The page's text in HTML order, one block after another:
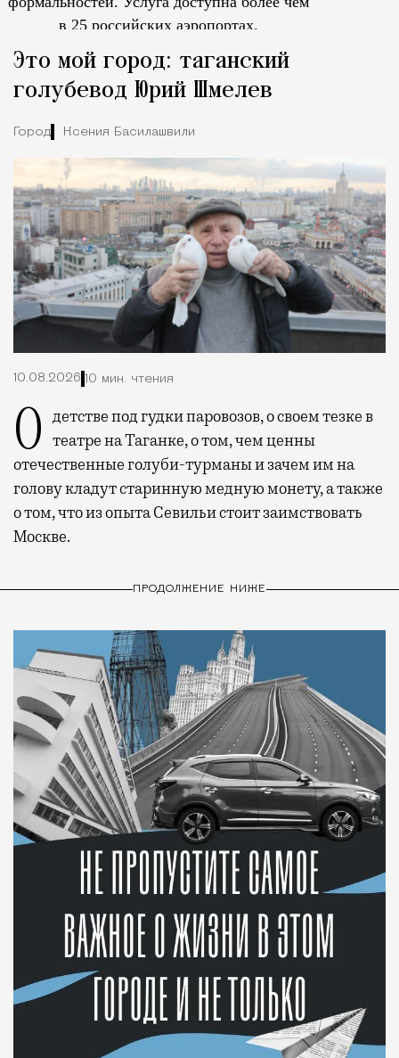
в 25 российских аэропортах.
Это мой город: таганский
голубевод Юрий Шмелев
Город Ксения Басилашвили
10.08.2026 10 мин. чтения
О детстве под гудки паровозов, о своем тезке в театре на Таганке, о том, чем ценны
отечественные голуби-турманы и зачем им на
голову кладут старинную медную монету, а также
о том, что из опыта Севильи стоит заимствовать
Москве.
ПРОДОЛЖЕНИЕ НИЖЕ